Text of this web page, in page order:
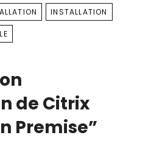
INSTALLATION
de Citrix
Premise”